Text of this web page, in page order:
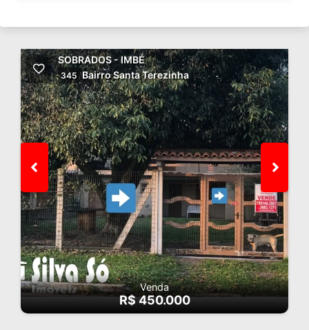
SOBRADOS - IMBÉ
345 Bairro Santa Terezinha
Venda
R$ 450.000